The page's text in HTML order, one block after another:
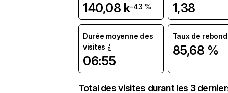
140,08 k-43 % 1,38
Durée moyenne des
visites
06:55
Taux de rebond
85,68 %
Total des visites durant les 3